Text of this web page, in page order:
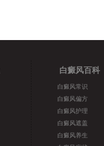
白癜风百科
白癜风常识
白癜风偏方
白癜风护理
白癜风遮盖
白癜风养生